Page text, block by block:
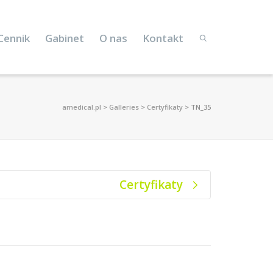
Gabinet O nas Kontakt
amedical.pl > Galleries > Certyfikaty > TN_35
Certyfikaty